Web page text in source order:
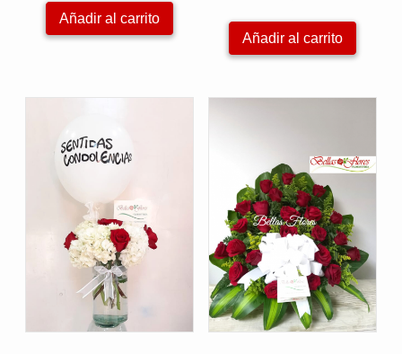
Añadir al carrito
Añadir al carrito